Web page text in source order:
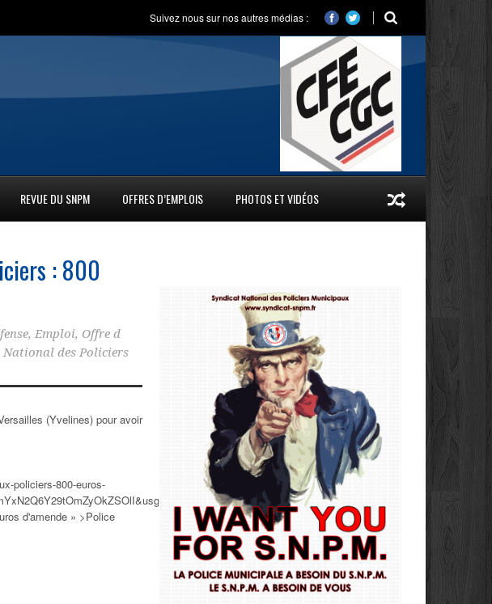
Suivez nous sur nos autres médias :
REVUE DU SNPM OFFRES D’EMPLOIS PHOTOS ET VIDÉOS
: 800
, Emploi, Offre d
National des Policiers
(Yvelines) pour avoir
policiers-800-euros-
d'amende » >Police